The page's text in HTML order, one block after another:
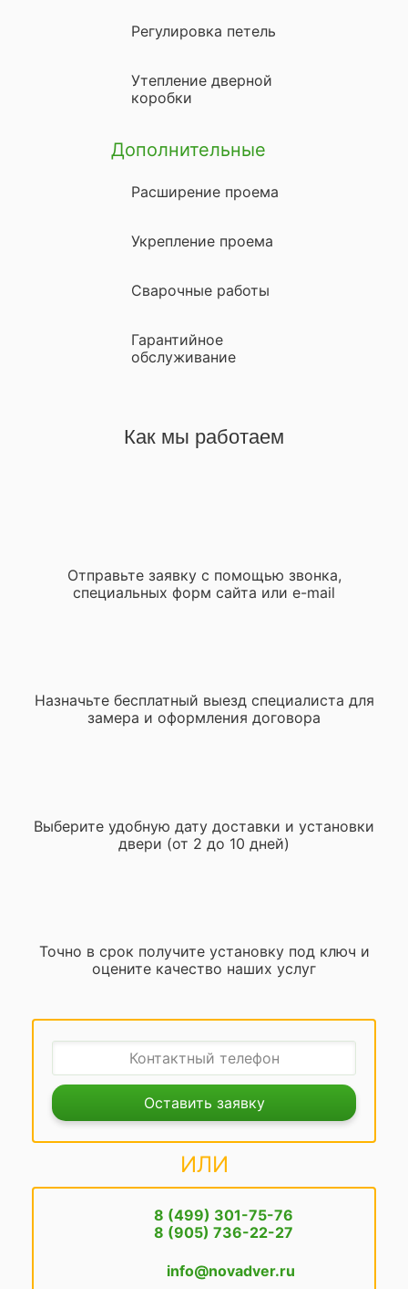
Регулировка петель
Утепление дверной
коробки
Дополнительные
Расширение проема
Укрепление проема
Сварочные работы
Гарантийное
обслуживание
Как мы работаем
Отправьте заявку с помощью звонка,
специальных форм сайта или e-mail
Назначьте бесплатный выезд специалиста для
замера и оформления договора
Выберите удобную дату доставки и установки
двери (от 2 до 10 дней)
Точно в срок получите установку под ключ и
оцените качество наших услуг
Оставить заявку
ИЛИ
8 (499) 301-75-76
8 (905) 736-22-27
info@novadver.ru